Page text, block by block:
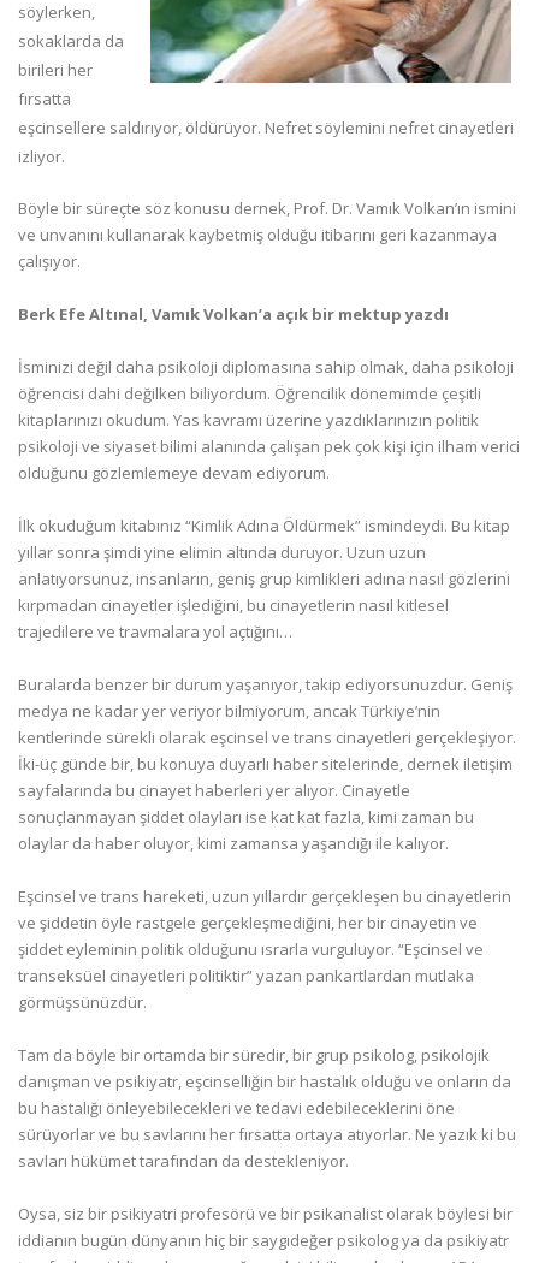
söylerken,
sokaklarda da
birileri her
fırsatta
eşcinsellere saldırıyor, öldürüyor. Nefret söylemini nefret cinayetleri
izliyor.
Böyle bir süreçte söz konusu dernek, Prof. Dr. Vamık Volkan’ın ismini
ve unvanını kullanarak kaybetmiş olduğu itibarını geri kazanmaya
çalışıyor.
Berk Efe Altınal, Vamık Volkan’a açık bir mektup yazdı
İsminizi değil daha psikoloji diplomasına sahip olmak, daha psikoloji
öğrencisi dahi değilken biliyordum. Öğrencilik dönemimde çeşitli
kitaplarınızı okudum. Yas kavramı üzerine yazdıklarınızın politik
psikoloji ve siyaset bilimi alanında çalışan pek çok kişi için ilham verici
olduğunu gözlemlemeye devam ediyorum.
İlk okuduğum kitabınız “Kimlik Adına Öldürmek” ismindeydi. Bu kitap
yıllar sonra şimdi yine elimin altında duruyor. Uzun uzun
anlatıyorsunuz, insanların, geniş grup kimlikleri adına nasıl gözlerini
kırpmadan cinayetler işlediğini, bu cinayetlerin nasıl kitlesel
trajedilere ve travmalara yol açtığını…
Buralarda benzer bir durum yaşanıyor, takip ediyorsunuzdur. Geniş
medya ne kadar yer veriyor bilmiyorum, ancak Türkiye’nin
kentlerinde sürekli olarak eşcinsel ve trans cinayetleri gerçekleşiyor.
İki-üç günde bir, bu konuya duyarlı haber sitelerinde, dernek iletişim
sayfalarında bu cinayet haberleri yer alıyor. Cinayetle
sonuçlanmayan şiddet olayları ise kat kat fazla, kimi zaman bu
olaylar da haber oluyor, kimi zamansa yaşandığı ile kalıyor.
Eşcinsel ve trans hareketi, uzun yıllardır gerçekleşen bu cinayetlerin
ve şiddetin öyle rastgele gerçekleşmediğini, her bir cinayetin ve
şiddet eyleminin politik olduğunu ısrarla vurguluyor. “Eşcinsel ve
transeksüel cinayetleri politiktir” yazan pankartlardan mutlaka
görmüşsünüzdür.
Tam da böyle bir ortamda bir süredir, bir grup psikolog, psikolojik
danışman ve psikiyatr, eşcinselliğin bir hastalık olduğu ve onların da
bu hastalığı önleyebilecekleri ve tedavi edebileceklerini öne
sürüyorlar ve bu savlarını her fırsatta ortaya atıyorlar. Ne yazık ki bu
savları hükümet tarafından da destekleniyor.
Oysa, siz bir psikiyatri profesörü ve bir psikanalist olarak böylesi bir
iddianın bugün dünyanın hiç bir saygıdeğer psikolog ya da psikiyatr